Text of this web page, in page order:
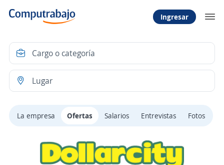
Ingresar
La empresa Ofertas Salarios Entrevistas Fotos